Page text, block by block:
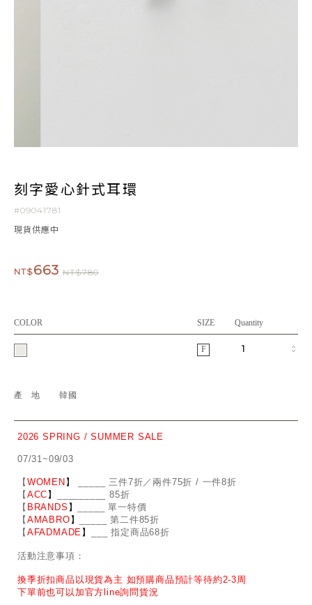
刻字愛心針式耳環
#09041781
現貨供應中
NT$663 NT$780
COLOR SIZE Quantity
F
產地韓國
2026 SPRING / SUMMER SALE
07/31~09/03
【 WOMEN 】
___ 三件7折／兩件75折 / 一件8折
【 ACC 】
____ 85折
【 BRANDS 】
_ 單一特價
【 AMABRO 】
_ 第二件85折
【 AFADMADE 】 ___ 指定商品68折
活動注意事項：
換季折扣商品以現貨為主 如預購商品預計等待約2-3周
下單前也可以加官方line詢問貨況